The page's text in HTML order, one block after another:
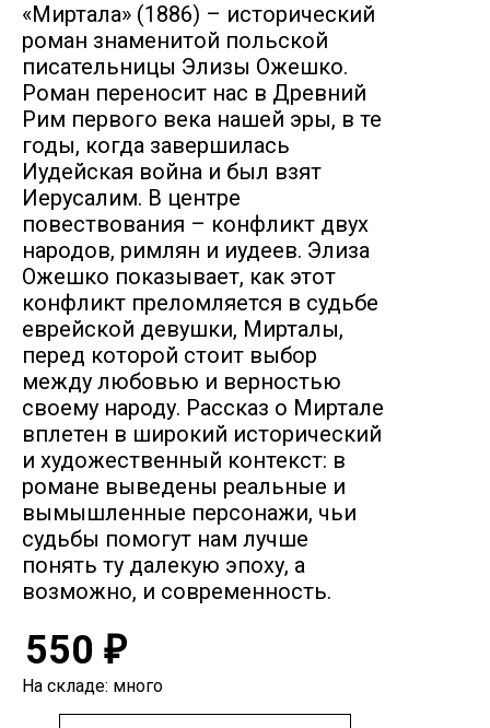
«Миртала» (1886) – исторический
роман знаменитой польской
писательницы Элизы Ожешко.
Роман переносит нас в Древний
Рим первого века нашей эры, в те
годы, когда завершилась
Иудейская война и был взят
Иерусалим. В центре
повествования – конфликт двух
народов, римлян и иудеев. Элиза
Ожешко показывает, как этот
конфликт преломляется в судьбе
еврейской девушки, Мирталы,
перед которой стоит выбор
между любовью и верностью
своему народу. Рассказ о Миртале
вплетен в широкий исторический
и художественный контекст: в
романе выведены реальные и
вымышленные персонажи, чьи
судьбы помогут нам лучше
понять ту далекую эпоху, а
возможно, и современность.
550 ₽
На складе: много